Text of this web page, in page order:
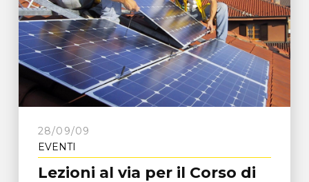
28/09/09
EVENTI
Lezioni al via per il Corso di